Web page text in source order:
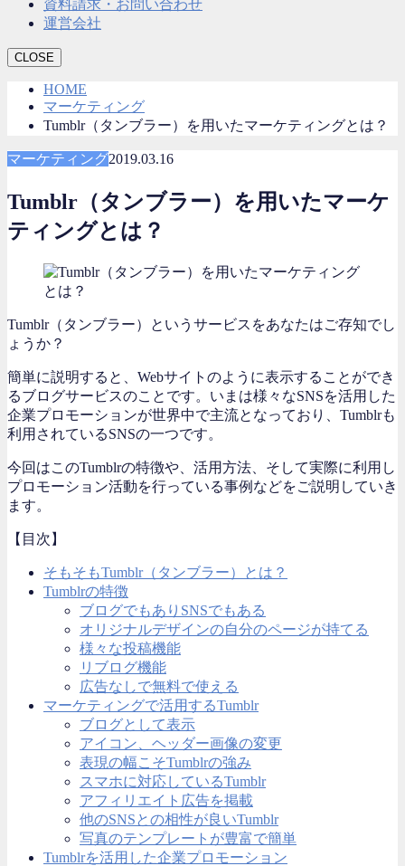
資料請求・お問い合わせ
運営会社
CLOSE
HOME
マーケティング
Tumblr（タンブラー）を用いたマーケティングとは？
マーケティング2019.03.16
Tumblr（タンブラー）を用いたマーケ
ティングとは？
Tumblr（タンブラー）というサービスをあなたはご存知でし
ょうか？
簡単に説明すると、Webサイトのように表示することができ
るブログサービスのことです。いまは様々なSNSを活用した
企業プロモーションが世界中で主流となっており、Tumblrも
利用されているSNSの一つです。
今回はこのTumblrの特徴や、活用方法、そして実際に利用し
プロモーション活動を行っている事例などをご説明していき
ます。
【目次】
そもそもTumblr（タンブラー）とは？
Tumblrの特徴
ブログでもありSNSでもある
オリジナルデザインの自分のページが持てる
様々な投稿機能
リブログ機能
広告なしで無料で使える
マーケティングで活用するTumblr
ブログとして表示
アイコン、ヘッダー画像の変更
表現の幅こそTumblrの強み
スマホに対応しているTumblr
アフィリエイト広告を掲載
他のSNSとの相性が良いTumblr
写真のテンプレートが豊富で簡単
Tumblrを活用した企業プロモーション